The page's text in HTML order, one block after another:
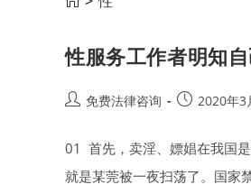
性服务工作者明知
Post免费法律咨询
Post2020年3
01 首先，卖淫、嫖娼在我国
就是某莞被一夜扫荡了。国家